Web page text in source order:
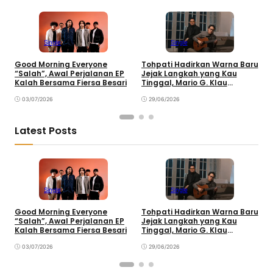
Single
Good Morning Everyone
“Salah”, Awal Perjalanan EP
Kalah Bersama Fiersa Besari
03/07/2026
Single
Tohpati Hadirkan Warna Baru
Jejak Langkah yang Kau
Tinggal, Mario G. Klau
29/06/2026
Latest Posts
Single
Good Morning Everyone
“Salah”, Awal Perjalanan EP
Kalah Bersama Fiersa Besari
03/07/2026
Single
Tohpati Hadirkan Warna Baru
Jejak Langkah yang Kau
Tinggal, Mario G. Klau
29/06/2026